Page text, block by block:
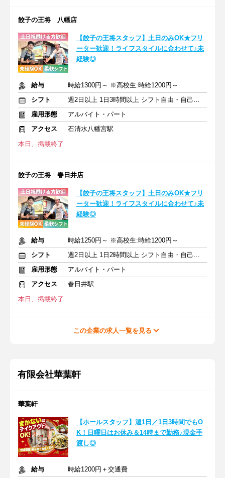
餃子の王将 八幡店
【餃子の王将スタッフ】土日のみOK★フリ
ーター歓迎！ライフスタイルに合わせて♪未
経験◎
給与
時給1300円～ ※高校生:時給1200円～
シフト
週2日以上 1日3時間以上 シフト自由・自己申告
雇用形態
アルバイト・パート
アクセス
石清水八幡宮駅
本日、掲載終了
餃子の王将 春日井店
【餃子の王将スタッフ】土日のみOK★フリ
ーター歓迎！ライフスタイルに合わせて♪未
経験◎
給与
時給1250円～ ※高校生:時給1200円～
シフト
週2日以上 1日2時間以上 シフト自由・自己申告
雇用形態
アルバイト・パート
アクセス
春日井駅
本日、掲載終了
この企業の求人一覧を見る
有限会社華葉軒
華葉軒
【ホールスタッフ】週1日／1日3時間でもO
K！日曜日はお休み＆14時まで勤務♪現金手
渡し◎
給与
時給1200円＋交通費